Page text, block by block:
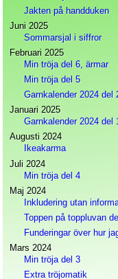
Jakten på handduken
Juni 2025
Sommarsjal i siffror
Februari 2025
Min tröja del 6, ärmar
Min tröja del 5
Garnkalender 2024 del
Januari 2025
Garnkalender 2024 del
Augusti 2024
Ikeakarma
Juli 2024
Min tröja del 4
Maj 2024
Inkludering utan
Toppen på toppluvan
Funderingar över hur
Mars 2024
Min tröja del 3
Extra tröjomatik